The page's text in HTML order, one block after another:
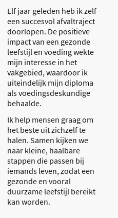
Elf jaar geleden heb ik zelf
een succesvol afvaltraject
doorlopen. De positieve
impact van een gezonde
leefstijl en voeding wekte
mijn interesse in het
vakgebied, waardoor ik
uiteindelijk mijn diploma
als voedingsdeskundige
behaalde.
Ik help mensen graag om
het beste uit zichzelf te
halen. Samen kijken we
naar kleine, haalbare
stappen die passen bij
iemands leven, zodat een
gezonde en vooral
duurzame leefstijl bereikt
kan worden.